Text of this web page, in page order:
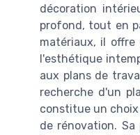
décoration
profond, tout en
matériaux, il offre
l'esthétique
aux plans de
recherche d'un
constitue un
de rénovation.